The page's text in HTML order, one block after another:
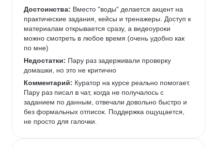
Достоинства: Вместо "воды" делается акцент на
практические задания, кейсы и тренажеры. Доступ к
материалам открывается сразу, а видеоуроки
можно смотреть в любое время (очень удобно как
по мне)
Недостатки: Пару раз задерживали проверку
домашки, но это не критично
Комментарий: Куратор на курсе реально помогает.
Пару раз писал в чат, когда не получалось с
заданием по данным, отвечали довольно быстро и
без формальных отписок. Поддержка ощущается,
не просто для галочки.